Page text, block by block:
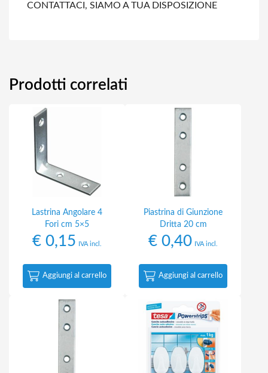
CONTATTACI, SIAMO A TUA DISPOSIZIONE
Prodotti correlati
Lastrina Angolare 4
Fori cm 5×5
€ 0,15 IVA incl.
Aggiungi al carrello
Piastrina di Giunzione
Dritta 20 cm
€ 0,40 IVA incl.
Aggiungi al carrello